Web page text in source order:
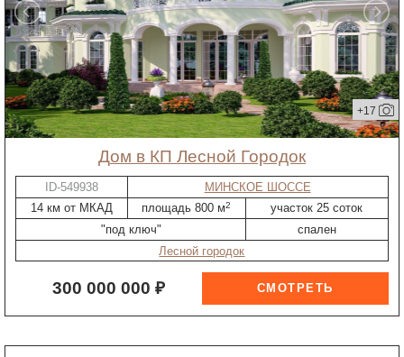
+17
дом в КП Лесной Городок
ID-549938
МИНСКОЕ ШОССЕ
14 км от МКАД
площадь 800 м2
участок 25 соток
"под ключ"
спален
Лесной городок
300 000 000 ₽